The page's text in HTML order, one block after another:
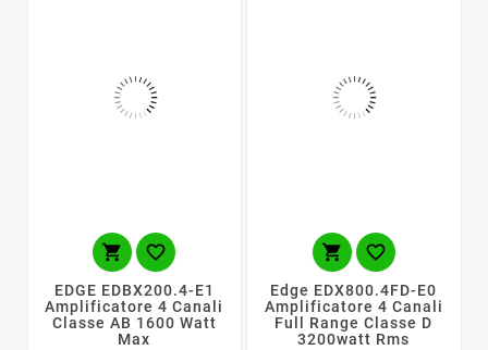
 
EDGE EDBX200.4-E1
Amplificatore 4 Canali
Classe AB 1600 Watt
Max
 
Edge EDX800.4FD-E0
Amplificatore 4 Canali
Full Range Classe D
3200watt Rms